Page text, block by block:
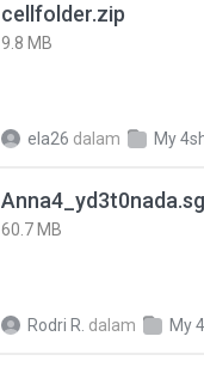
cellfolder.zip
9.8 MB
ela26 dalam My
60.7 MB
Rodri R. dalam My